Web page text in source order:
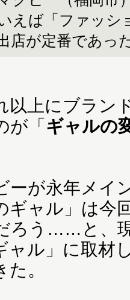
えば「ファッシ
店が定番であっ
上にブラン
が「ギャルの
が永年メイ
ギャル」は今
ろう……と、
ャル」に取材
。